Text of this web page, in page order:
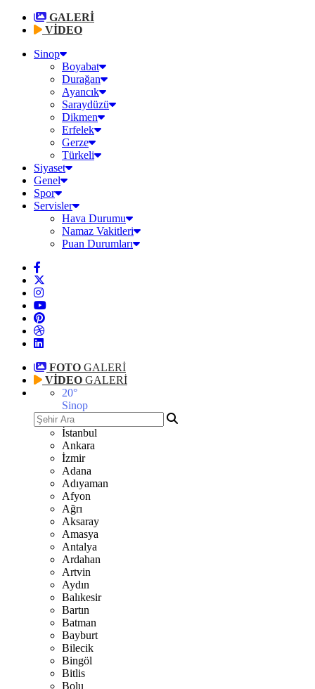
GALERİ
VİDEO
Sinop
Boyabat
Durağan
Ayancık
Saraydüzü
Dikmen
Erfelek
Gerze
Türkeli
Siyaset
Genel
Spor
Servisler
Hava Durumu
Namaz Vakitleri
Puan Durumları
FOTO GALERİ
VİDEO GALERİ
20°
Sinop
İstanbul
Ankara
İzmir
Adana
Adıyaman
Afyon
Ağrı
Aksaray
Amasya
Antalya
Ardahan
Artvin
Aydın
Balıkesir
Bartın
Batman
Bayburt
Bilecik
Bingöl
Bitlis
Bolu